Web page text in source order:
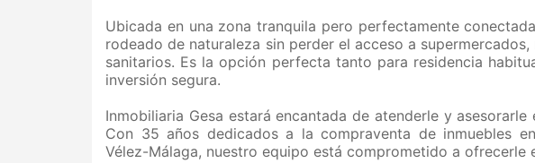
Ubicada en una zona tranquila pero perfectamente
rodeado de naturaleza sin perder el acceso a
sanitarios. Es la opción perfecta tanto para residencia
inversión segura.
Inmobiliaria Gesa estará encantada de atenderle y
Con 35 años dedicados a la compraventa de inmuebles
Vélez-Málaga, nuestro equipo está comprometido a ofrecerle